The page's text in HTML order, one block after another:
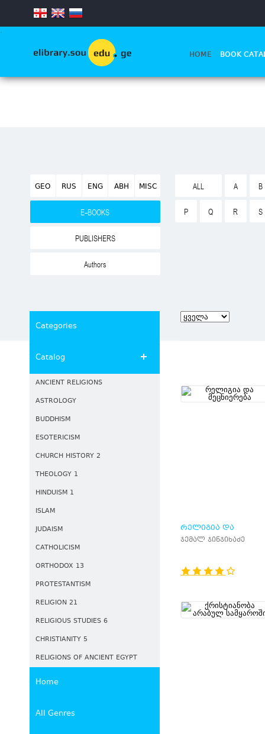
.
HOME BOOK
GEO RUS ENG ABH MISC
E-BOOKS
PUBLISHERS
Authors
ALL A B
P Q R S
Categories
Catalog
ANCIENT RELIGIONS
ASTROLOGY
BUDDHISM
ESOTERICISM
CHURCH HISTORY 2
THEOLOGY 1
HINDUISM 1
ISLAM
JUDAISM
CATHOLICISM
ORTHODOX 13
PROTESTANTISM
RELIGION 21
RELIGIOUS STUDIES 6
CHRISTIANITY 5
RELIGIONS OF ANCIENT EGYPT
Home
All Genres
ᲠᲔᲚᲘᲒᲘᲐ ᲓᲐ
ᲛᲔᲪᲜᲘᲔᲠᲔᲑᲐ
ჯემალ ჯინჯიხაძე